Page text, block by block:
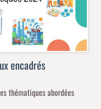
encadrés
thématiques abordées